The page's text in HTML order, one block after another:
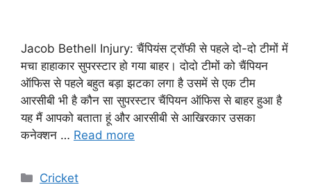
Jacob Bethell Injury: चैंपियंस ट्रॉफी से पहले दो-दो टीमों में
मचा हाहाकार सुपरस्टार हो गया बाहर। दोदो टीमों को चैंपियन
ऑफिस से पहले बहुत बड़ा झटका लगा है उसमें से एक टीम
आरसीबी भी है कौन सा सुपरस्टार चैंपियन ऑफिस से बाहर हुआ है
यह मैं आपको बताता हूं और आरसीबी से आखिरकार उसका
कनेक्शन … Read more
Cricket